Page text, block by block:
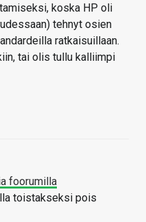
koska HP oli
tehnyt osien
ratkaisuillaan.
tai olis tullu kalliimpi
foorumilla
toistakseksi pois